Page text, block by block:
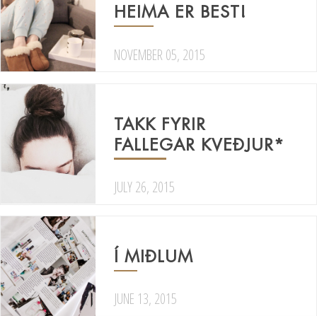
HEIMA ER BEST!
NOVEMBER 05, 2015
TAKK FYRIR
FALLEGAR KVEÐJUR*
JULY 26, 2015
Í MIÐLUM
JUNE 13, 2015